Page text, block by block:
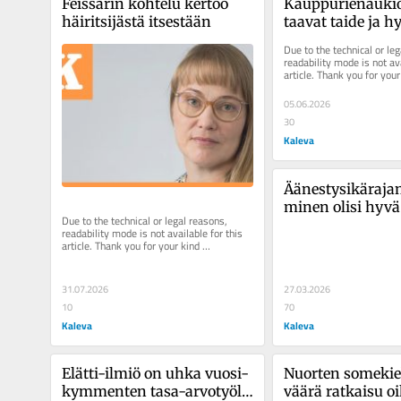
häi­rit­si­jäs­tä it­ses­tään
Due to the technical or legal reasons,
readability mode is not available for this
article. Thank you for your kind
understanding.
31.07.2026
10
Kaleva
taa­vat taide ja
Due to the technical or
readability mode is not
article. Thank you for
understanding.
05.06.2026
30
Kaleva
mi­nen olisi
27.03.2026
70
Kaleva
Elät­ti-il­miö on uhka vuo­si­
kym­men­ten ta­sa-ar­vo­työl­
Nuorten
väärä rat­kai­su